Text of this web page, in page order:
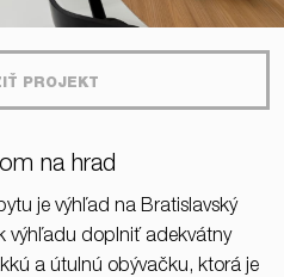
PROJEKT
na hrad
je výhľad na Bratislavský
výhľadu doplniť adekvátny
a útulnú obývačku, ktorá je